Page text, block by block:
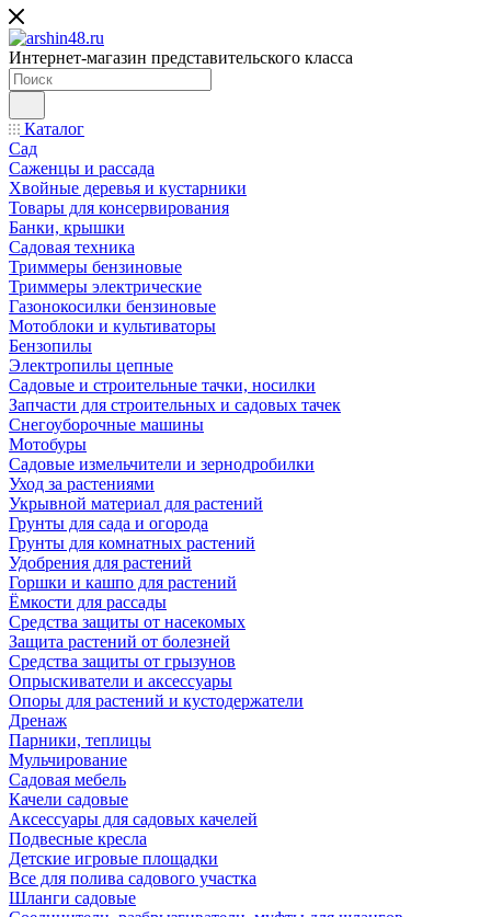
Интернет-магазин представительского класса
Каталог
Сад
Саженцы и рассада
Хвойные деревья и кустарники
Товары для консервирования
Банки, крышки
Садовая техника
Триммеры бензиновые
Триммеры электрические
Газонокосилки бензиновые
Мотоблоки и культиваторы
Бензопилы
Электропилы цепные
Садовые и строительные тачки, носилки
Запчасти для строительных и садовых тачек
Снегоуборочные машины
Мотобуры
Садовые измельчители и зернодробилки
Уход за растениями
Укрывной материал для растений
Грунты для сада и огорода
Грунты для комнатных растений
Удобрения для растений
Горшки и кашпо для растений
Ёмкости для рассады
Средства защиты от насекомых
Защита растений от болезней
Средства защиты от грызунов
Опрыскиватели и аксессуары
Опоры для растений и кустодержатели
Дренаж
Парники, теплицы
Мульчирование
Садовая мебель
Качели садовые
Аксессуары для садовых качелей
Подвесные кресла
Детские игровые площадки
Все для полива садового участка
Шланги садовые